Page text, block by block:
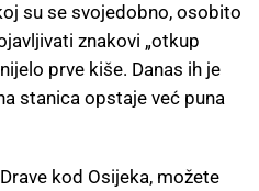
su se svojedobno, osobito
znakovi „otkup
prve kiše. Danas ih je
stanica opstaje već puna
kod Osijeka, možete